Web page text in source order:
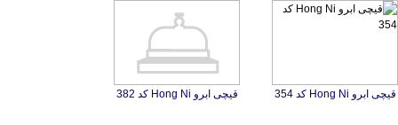
قیچی ابرو Hong Ni کد 354 قیچی ابرو Hong Ni کد 382